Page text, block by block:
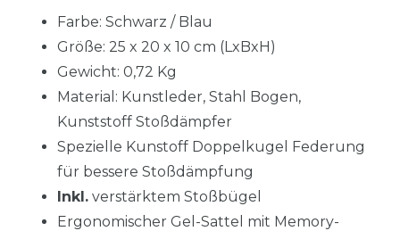
Farbe: Schwarz / Blau
Größe: 25 x 20 x 10 cm (LxBxH)
Gewicht: 0,72 Kg
Material: Kunstleder, Stahl Bogen,
Kunststoff Stoßdämpfer
Spezielle Kunstoff Doppelkugel Federung
für bessere Stoßdämpfung
Inkl. verstärktem Stoßbügel
Ergonomischer Gel-Sattel mit Memory-